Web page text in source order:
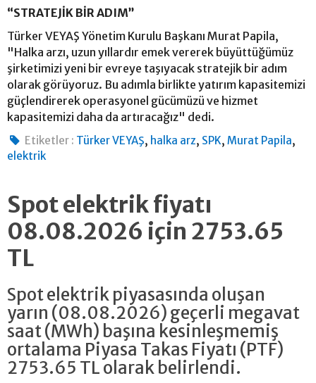
“STRATEJİK BİR ADIM”
Türker VEYAŞ Yönetim Kurulu Başkanı Murat Papila,
"Halka arzı, uzun yıllardır emek vererek büyüttüğümüz
şirketimizi yeni bir evreye taşıyacak stratejik bir adım
olarak görüyoruz. Bu adımla birlikte yatırım kapasitemizi
güçlendirerek operasyonel gücümüzü ve hizmet
kapasitemizi daha da artıracağız" dedi.
Etiketler : Türker VEYAŞ, halka arz, SPK,Murat Papila,
elektrik
Spot elektrik fiyatı
08.08.2026 için 2753.65
TL
Spot elektrik piyasasında oluşan
yarın (08.08.2026) geçerli megavat
saat (MWh) başına kesinleşmemiş
ortalama Piyasa Takas Fiyatı (PTF)
2753.65 TL olarak belirlendi.